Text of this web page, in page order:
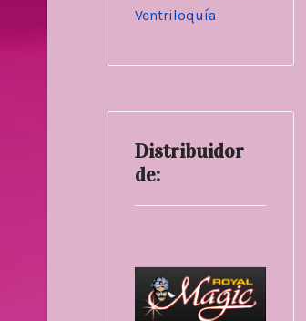
Ventriloquía
Distribuidor
de: